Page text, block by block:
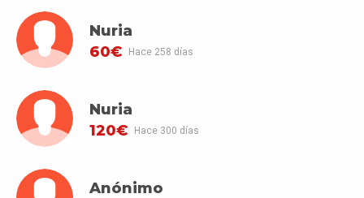
Nuria
60€
Hace 258 días
Nuria
120€
Hace 300 días
Anónimo